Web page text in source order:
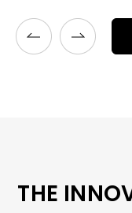
THE